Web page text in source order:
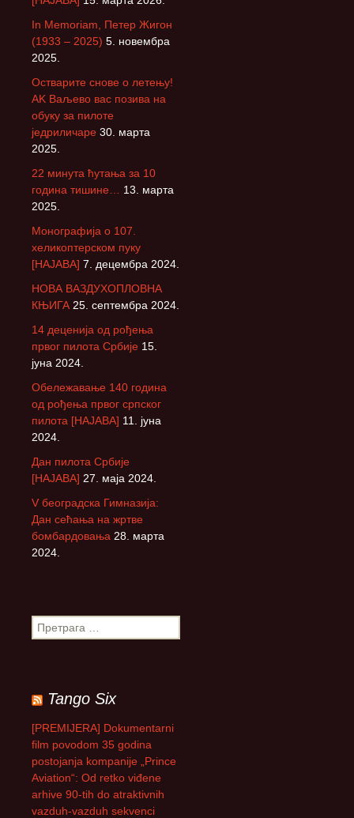
In Memoriam, Петер Жигон
(1933 – 2025) 5. новембра
2025.
Остварите снове о летењу!
АK Ваљево вас позива на
обуку за пилоте
једриличаре 30. марта
2025.
22 минута ћутања за 10
година тишине…
13. марта
2025.
Монографија о 107.
хеликоптерском пуку
[НАЈАВА] 7. децембра 2024.
НОВА ВАЗДУХОПЛОВНА
КЊИГА 25. септембра 2024.
14 деценија од рођења
првог пилота Србије 15.
јуна 2024.
Обележавање 140 година
од рођења првог српског
пилота [НАЈАВА] 11. јуна
2024.
Дан пилота Србије
[НАЈАВА] 27. маја 2024.
V београдска Гимназија:
Дан сећања на жртве
бомбардовања 28. марта
2024.
П
р
а
г
а
а
Tango Six
[PREMIJERA] Dokumentarni
film povodom 35 godina
postojanja kompanije „Prince
Aviation“: Od retko viđene
arhive 90-tih do atraktivnih
vazduh-vazduh sekvenci